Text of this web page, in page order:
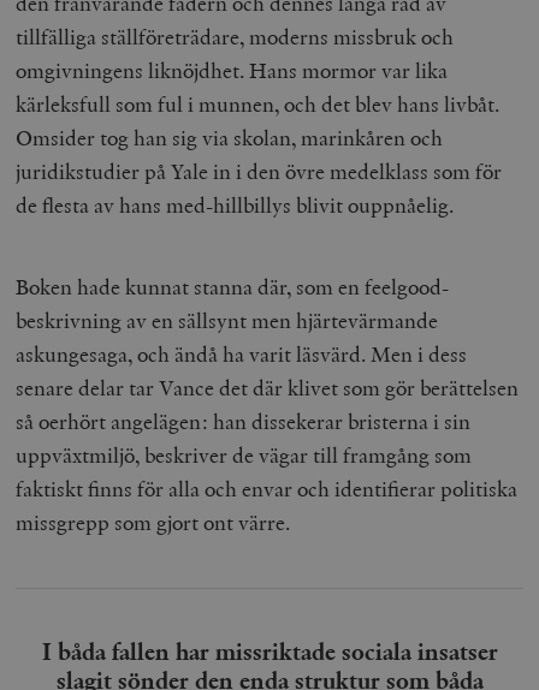
tillfälliga ställföreträdare, moderns missbruk och
omgivningens liknöjdhet. Hans mormor var lika
kärleksfull som ful i munnen, och det blev hans livbåt.
Omsider tog han sig via skolan, marinkåren och
juridikstudier på Yale in i den övre medelklass som för
de flesta av hans med-hillbillys blivit ouppnåelig.
Boken hade kunnat stanna där, som en feelgood-
beskrivning av en sällsynt men hjärtevärmande
askungesaga, och ändå ha varit läsvärd. Men i dess
senare delar tar Vance det där klivet som gör berättelsen
så oerhört angelägen: han dissekerar bristerna i sin
uppväxtmiljö, beskriver de vägar till framgång som
faktiskt finns för alla och envar och identifierar politiska
missgrepp som gjort ont värre.
I båda fallen har missriktade sociala insatser
slagit sönder den enda struktur som båda